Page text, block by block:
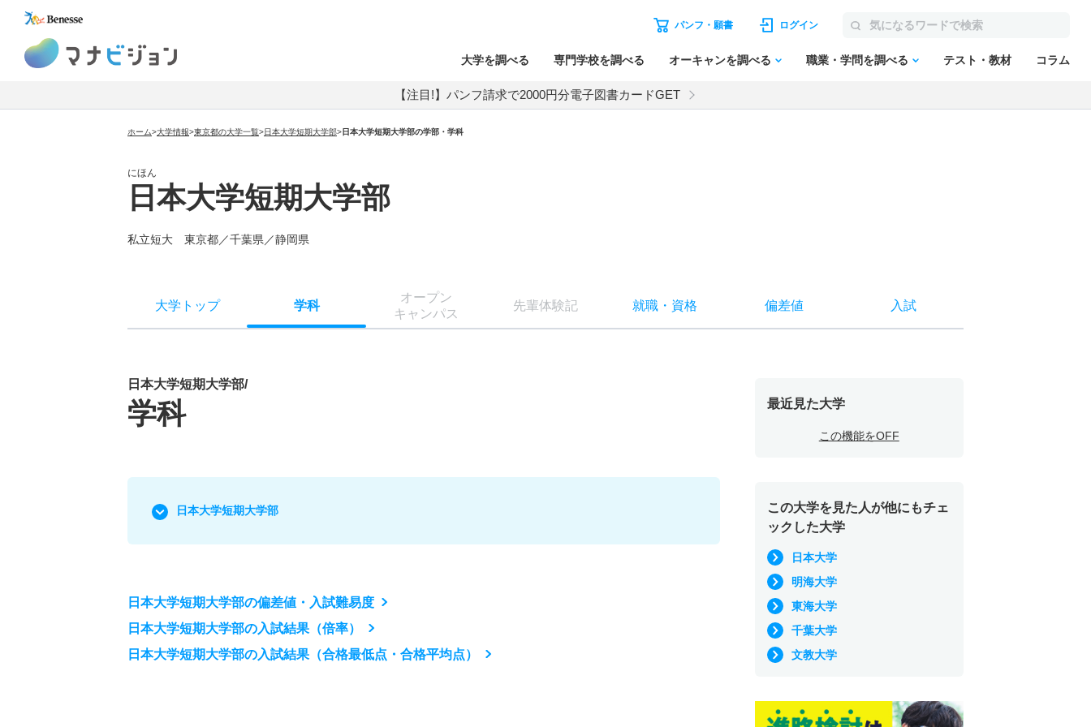
パンフ・願書 ログイン
大学を調べる 専門学校を調べる オーキャンを調べる 職業・学問を調べる テスト・教材 コラム
【注目!】パンフ請求で2000円分電子図書カードGET
ホーム>大学情報>東京都の大学一覧>日本大学短期大学部>日本大学短期大学部の学部・学科
にほん
日本大学短期大学部
私立短大 東京都／千葉県／静岡県
大学トップ 学科
オープン
キャンパス
先輩体験記 就職・ 資格 偏差値 入試
日本大学短期大学部/
学科
日本大学短期大学部
日本大学短期大学部の偏差値・入試難易度
日本大学短期大学部の入試結果（倍率）
日本大学短期大学部の入試結果（合格最低点・合格平均点）
最近見た大学
この機能をOFF
この大学を見た人が他にもチェ
ックした大学
日本大学
明海大学
東海大学
千葉大学
文教大学